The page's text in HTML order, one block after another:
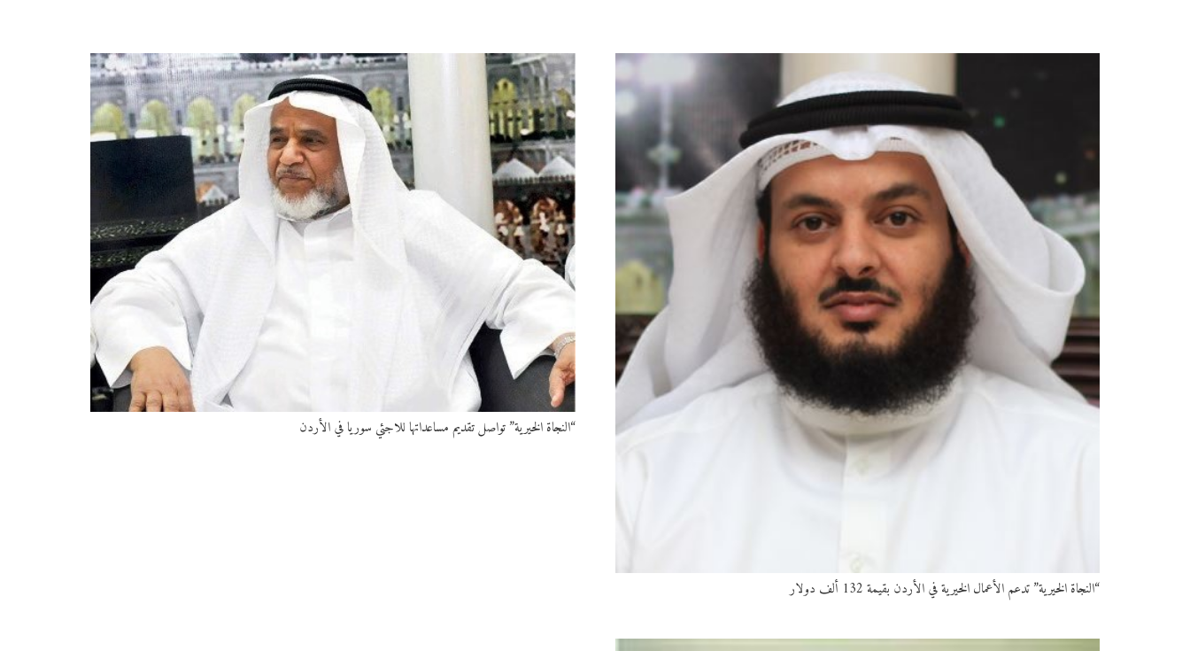
“النجاة الخيرية” تدعم الأعمال الخيرية في الأردن بقيمة 132 ألف دولار
“النجاة الخيرية” تواصل تقديم مساعداتها للاجئي سوريا في الأردن